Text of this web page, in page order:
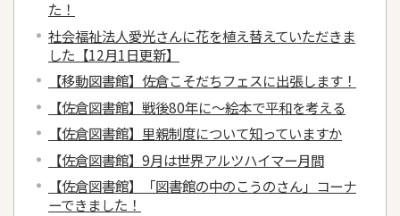
た！
社会福祉法人愛光さんに花を植え替えていただきま
した【12月1日更新】
【移動図書館】佐倉こそだちフェスに出張します！
【佐倉図書館】戦後80年に～絵本で平和を考える
【佐倉図書館】里親制度について知っていますか
【佐倉図書館】9月は世界アルツハイマー月間
【佐倉図書館】「図書館の中のこうのさん」コーナ
ーできました！